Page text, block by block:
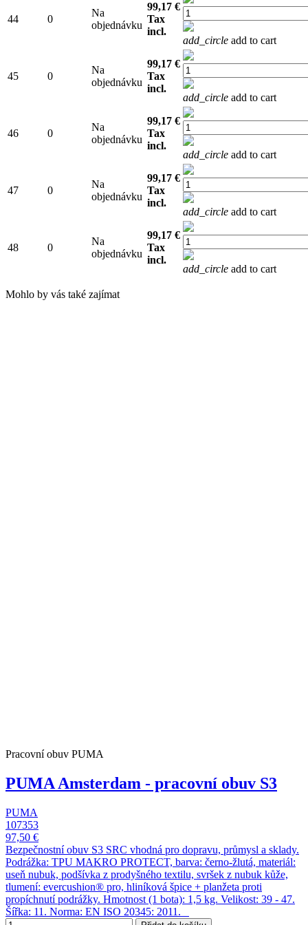
44 0
Na
objednávku
99,17 €
Tax
incl.
add_circle add to cart
45 0
Na
objednávku
99,17 €
Tax
incl.
add_circle add to cart
46 0
Na
objednávku
99,17 €
Tax
incl.
add_circle add to cart
47 0
Na
objednávku
99,17 €
Tax
incl.
add_circle add to cart
48 0
Na
objednávku
99,17 €
Tax
incl.
add_circle add to cart
Mohlo by vás také zajímat
Pracovní obuv PUMA
PUMA Amsterdam - pracovní obuv S3
PUMA
107353
97,50 €
Bezpečnostní obuv S3 SRC vhodná pro dopravu, průmysl a sklady.
Podrážka: TPU MAKRO PROTECT, barva: černo-žlutá, materiál:
useň nubuk, podšívka z prodyšného textilu, svršek z nubuk kůže,
tlumení: evercushion® pro, hliníková špice + planžeta proti
propíchnutí podrážky. Hmotnost (1 bota): 1,5 kg. Velikost: 39 - 47.
Šířka: 11. Norma: EN ISO 20345: 2011.